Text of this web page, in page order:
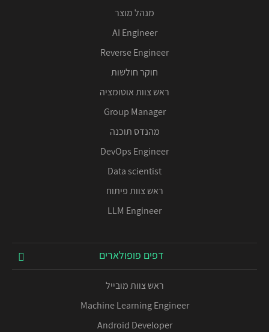
מנהל מוצר
AI Engineer
Reverse Engineer
חוקר חולשות
ראש צוות אוטומציה
Group Manager
מהנדס תוכנה
DevOps Engineer
Data scientist
ראש צוות פיתוח
LLM Engineer
דפים פופולארים
ראש צוות מובייל
Machine Learning Engineer
Android Developer